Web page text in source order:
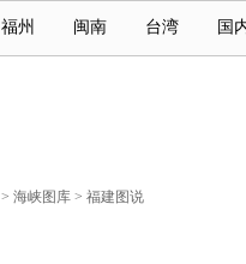
福州 闽南 台湾 国
> 海峡图库 > 福建图说